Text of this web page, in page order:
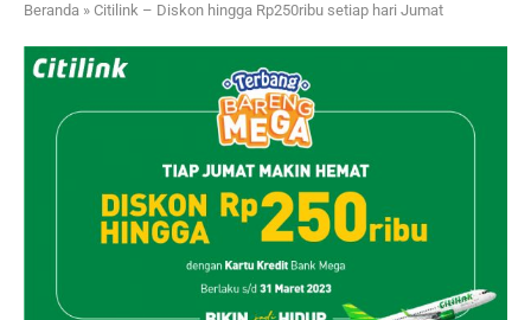
Beranda » Citilink – Diskon hingga Rp250ribu setiap hari Jumat